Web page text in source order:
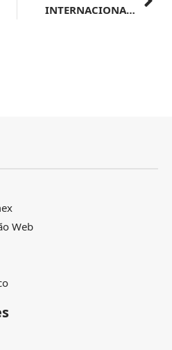
INTERNACIONAL | Brasil e EUA debatem melhoria regulatória, facilitação do comércio e parcerias em alta tecnologia
Web